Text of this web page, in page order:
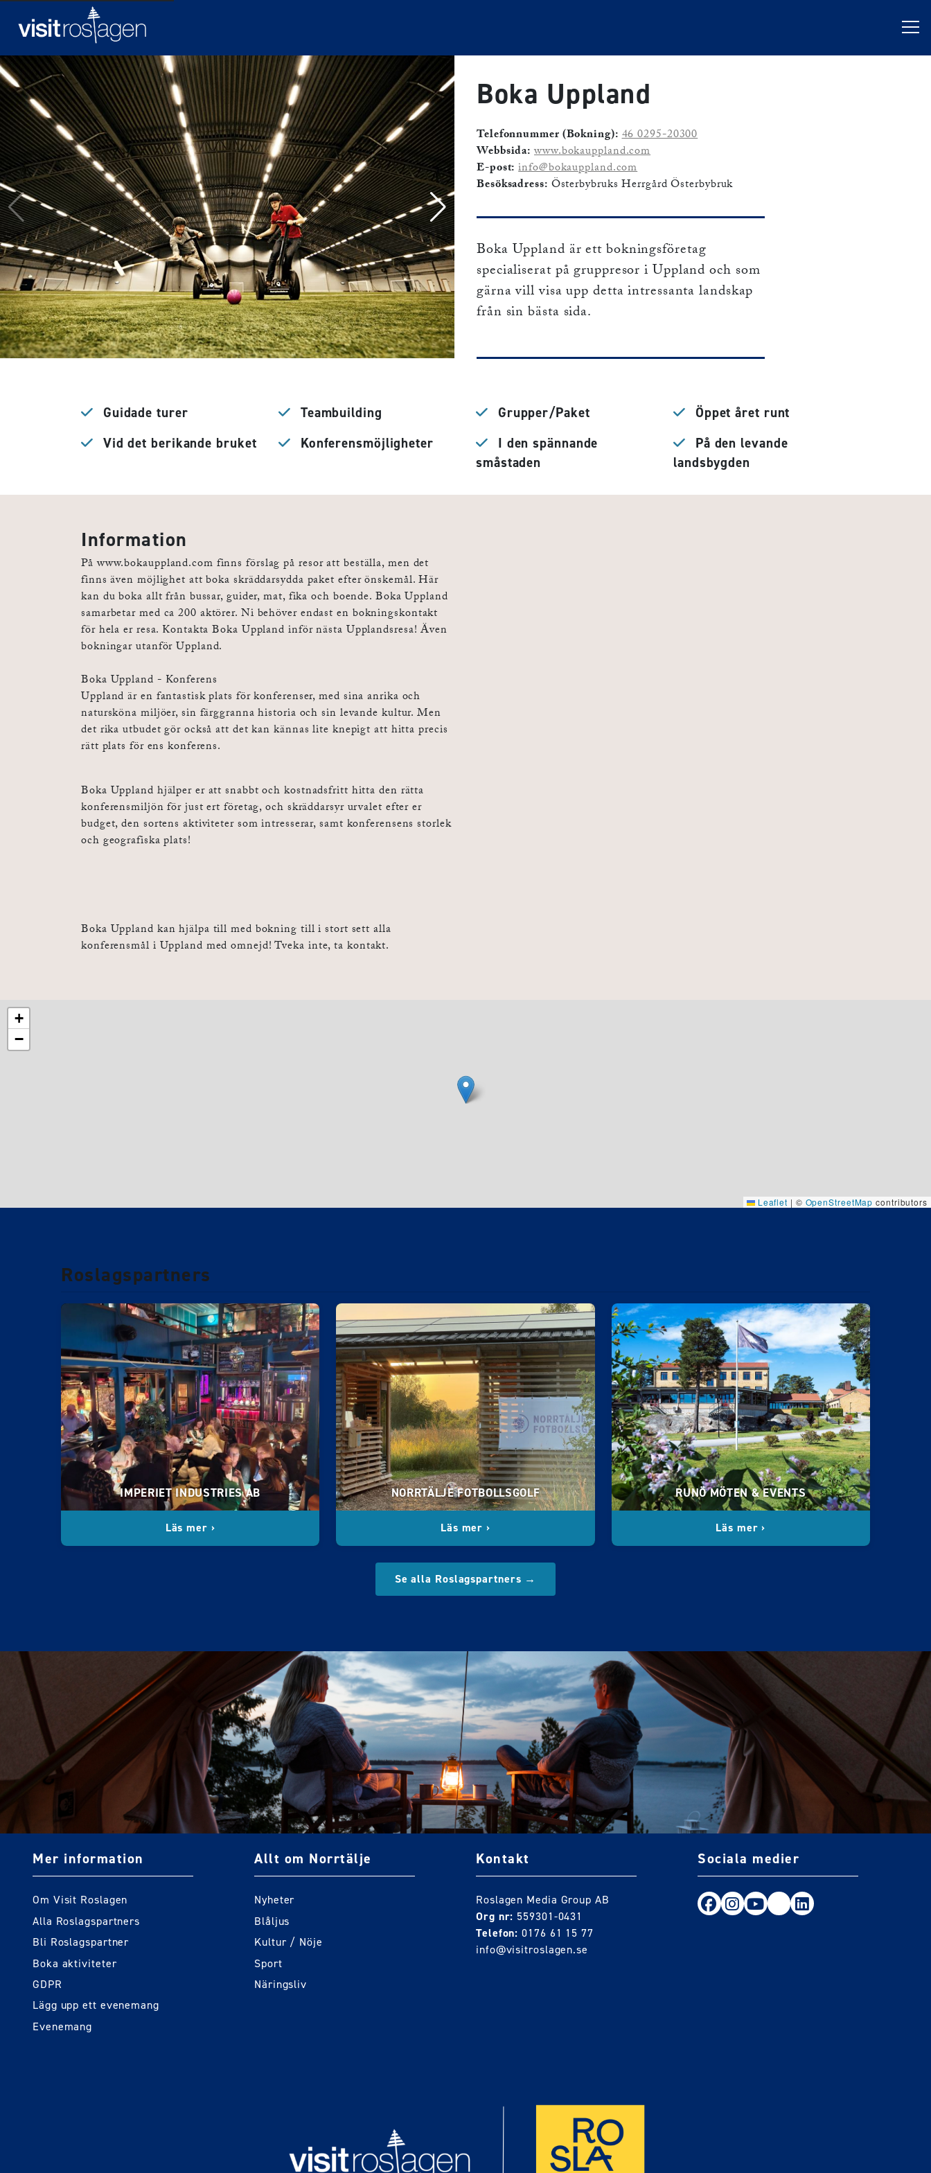
Boka Uppland
Telefonnummer (Bokning): 46 0295-20300
Webbsida: www.bokauppland.com
E-post: info@bokauppland.com
Besöksadress: Österbybruks Herrgård Österbybruk
Boka Uppland är ett bokningsföretag
specialiserat på gruppresor i Uppland och som
gärna vill visa upp detta intressanta landskap
från sin bästa sida.
Guidade turer Teambuilding Grupper/Paket
Öppet året runt
Vid det berikande bruket
Konferensmöjligheter
I den spännande
småstaden
På den levande
landsbygden
Information
På www.bokauppland.com finns förslag på resor att beställa, men det
finns även möjlighet att boka skräddarsydda paket efter önskemål. Här
kan du boka allt från bussar, guider, mat, fika och boende. Boka Uppland
samarbetar med ca 200 aktörer. Ni behöver endast en bokningskontakt
för hela er resa. Kontakta Boka Uppland inför nästa Upplandsresa! Även
bokningar utanför Uppland.
Boka Uppland - Konferens
Uppland är en fantastisk plats för konferenser, med sina anrika och
natursköna miljöer, sin färggranna historia och sin levande kultur. Men
det rika utbudet gör också att det kan kännas lite knepigt att hitta precis
rätt plats för ens konferens.
Boka Uppland hjälper er att snabbt och kostnadsfritt hitta den rätta
konferensmiljön för just ert företag, och skräddarsyr urvalet efter er
budget, den sortens aktiviteter som intresserar, samt konferensens storlek
och geografiska plats!
Boka Uppland kan hjälpa till med bokning till i stort sett alla
konferensmål i Uppland med omnejd! Tveka inte, ta kontakt.
+
−
Leaflet | © OpenStreetMap contributors
Roslagspartners
IMPERIET INDUSTRIES AB
Läs mer ›
NORRTÄLJE FOTBOLLSGOLF
Läs mer ›
RUNÖ MÖTEN & EVENTS
Läs mer ›
Se alla Roslagspartners →
Mer information
Om Visit Roslagen
Alla Roslagspartners
Bli Roslagspartner
Boka aktiviteter
GDPR
Lägg upp ett evenemang
Evenemang
Allt om Norrtälje
Nyheter
Blåljus
Kultur / Nöje
Sport
Näringsliv
Kontakt
Roslagen Media Group AB
Org nr: 559301-0431
Telefon: 0176 61 15 77
info@visitroslagen.se
Sociala medier
Följ oss på Facebook
Följ oss på Instagram
Följ oss på Youtube
TikTokLinkedIn